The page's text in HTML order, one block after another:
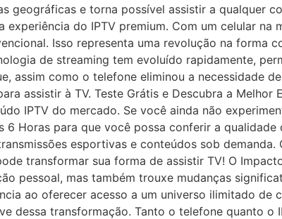
geográficas e torna possível assistir a qualquer
do IPTV premium. Com um celular na
Isso representa uma revolução na forma
de streaming tem evoluído rapidamente,
assim como o telefone eliminou a necessidade
assistir à TV. Teste Grátis e Descubra a Melhor
IPTV do mercado. Se você ainda não
Horas para que você possa conferir a
esportivas e conteúdos sob
transformar sua forma de assistir TV! O
pessoal, mas também trouxe mudanças
ao oferecer acesso a um universo ilimitado
dessa transformação. Tanto o telefone quanto o